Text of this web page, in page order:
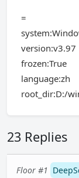
=
version:v3.97
frozen:True
language:zh
root_dir:D:/
23 Replies
Floor #1